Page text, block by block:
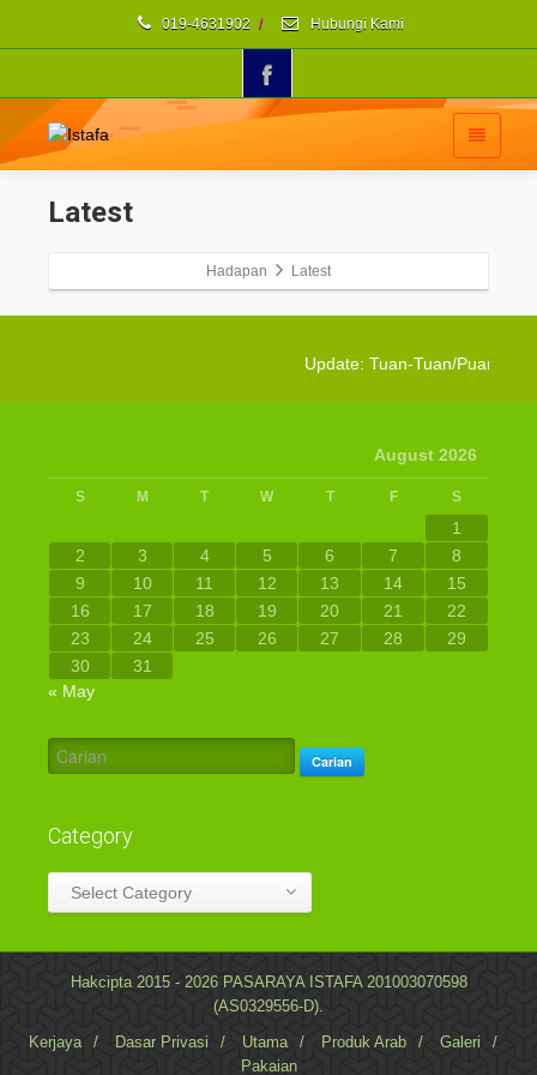
019-4631902 / Hubungi Kami
Latest
Hadapan Latest
Update: Tuan-Tuan/Puan-
August 2026
S M T W T F S
1
2
3 4 5 6 7
8
9
10 11 12 13 14
15
16
17 18 19 20 21
22
23
24 25 26 27 28
29
30
31
« May
Carian
Category
Category
Select Category
Hakcipta 2015 - 2026 PASARAYA ISTAFA 201003070598
(AS0329556-D).
Kerjaya
/ Dasar Privasi / Utama / Produk Arab / Galeri
/
Pakaian